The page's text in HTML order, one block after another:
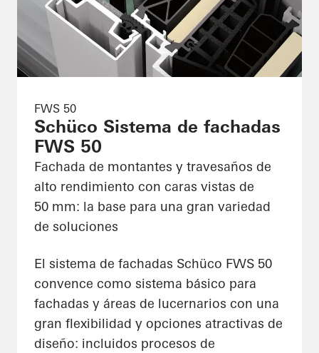
FWS 50
Schüco Sistema de fachadas
FWS 50
Fachada de montantes y travesaños de
alto rendimiento con caras vistas de
50 mm: la base para una gran variedad
de soluciones
El sistema de fachadas Schüco FWS 50
convence como sistema básico para
fachadas y áreas de lucernarios con una
gran flexibilidad y opciones atractivas de
diseño: incluidos procesos de